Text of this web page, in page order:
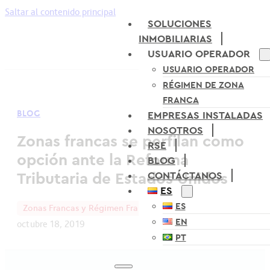
Saltar al contenido principal
SOLUCIONES
INMOBILIARIAS
USUARIO OPERADOR
USUARIO OPERADOR
RÉGIMEN DE ZONA
FRANCA
EMPRESAS INSTALADAS
NOSOTROS
RSE
BLOG
CONTÁCTANOS
ES
ES
EN
PT
BLOG
Zonas francas se perfilan como
opción ante la Reforma
Tributaria de Estados Unidos
Zonas Francas y Régimen Franco
octubre 18, 2019